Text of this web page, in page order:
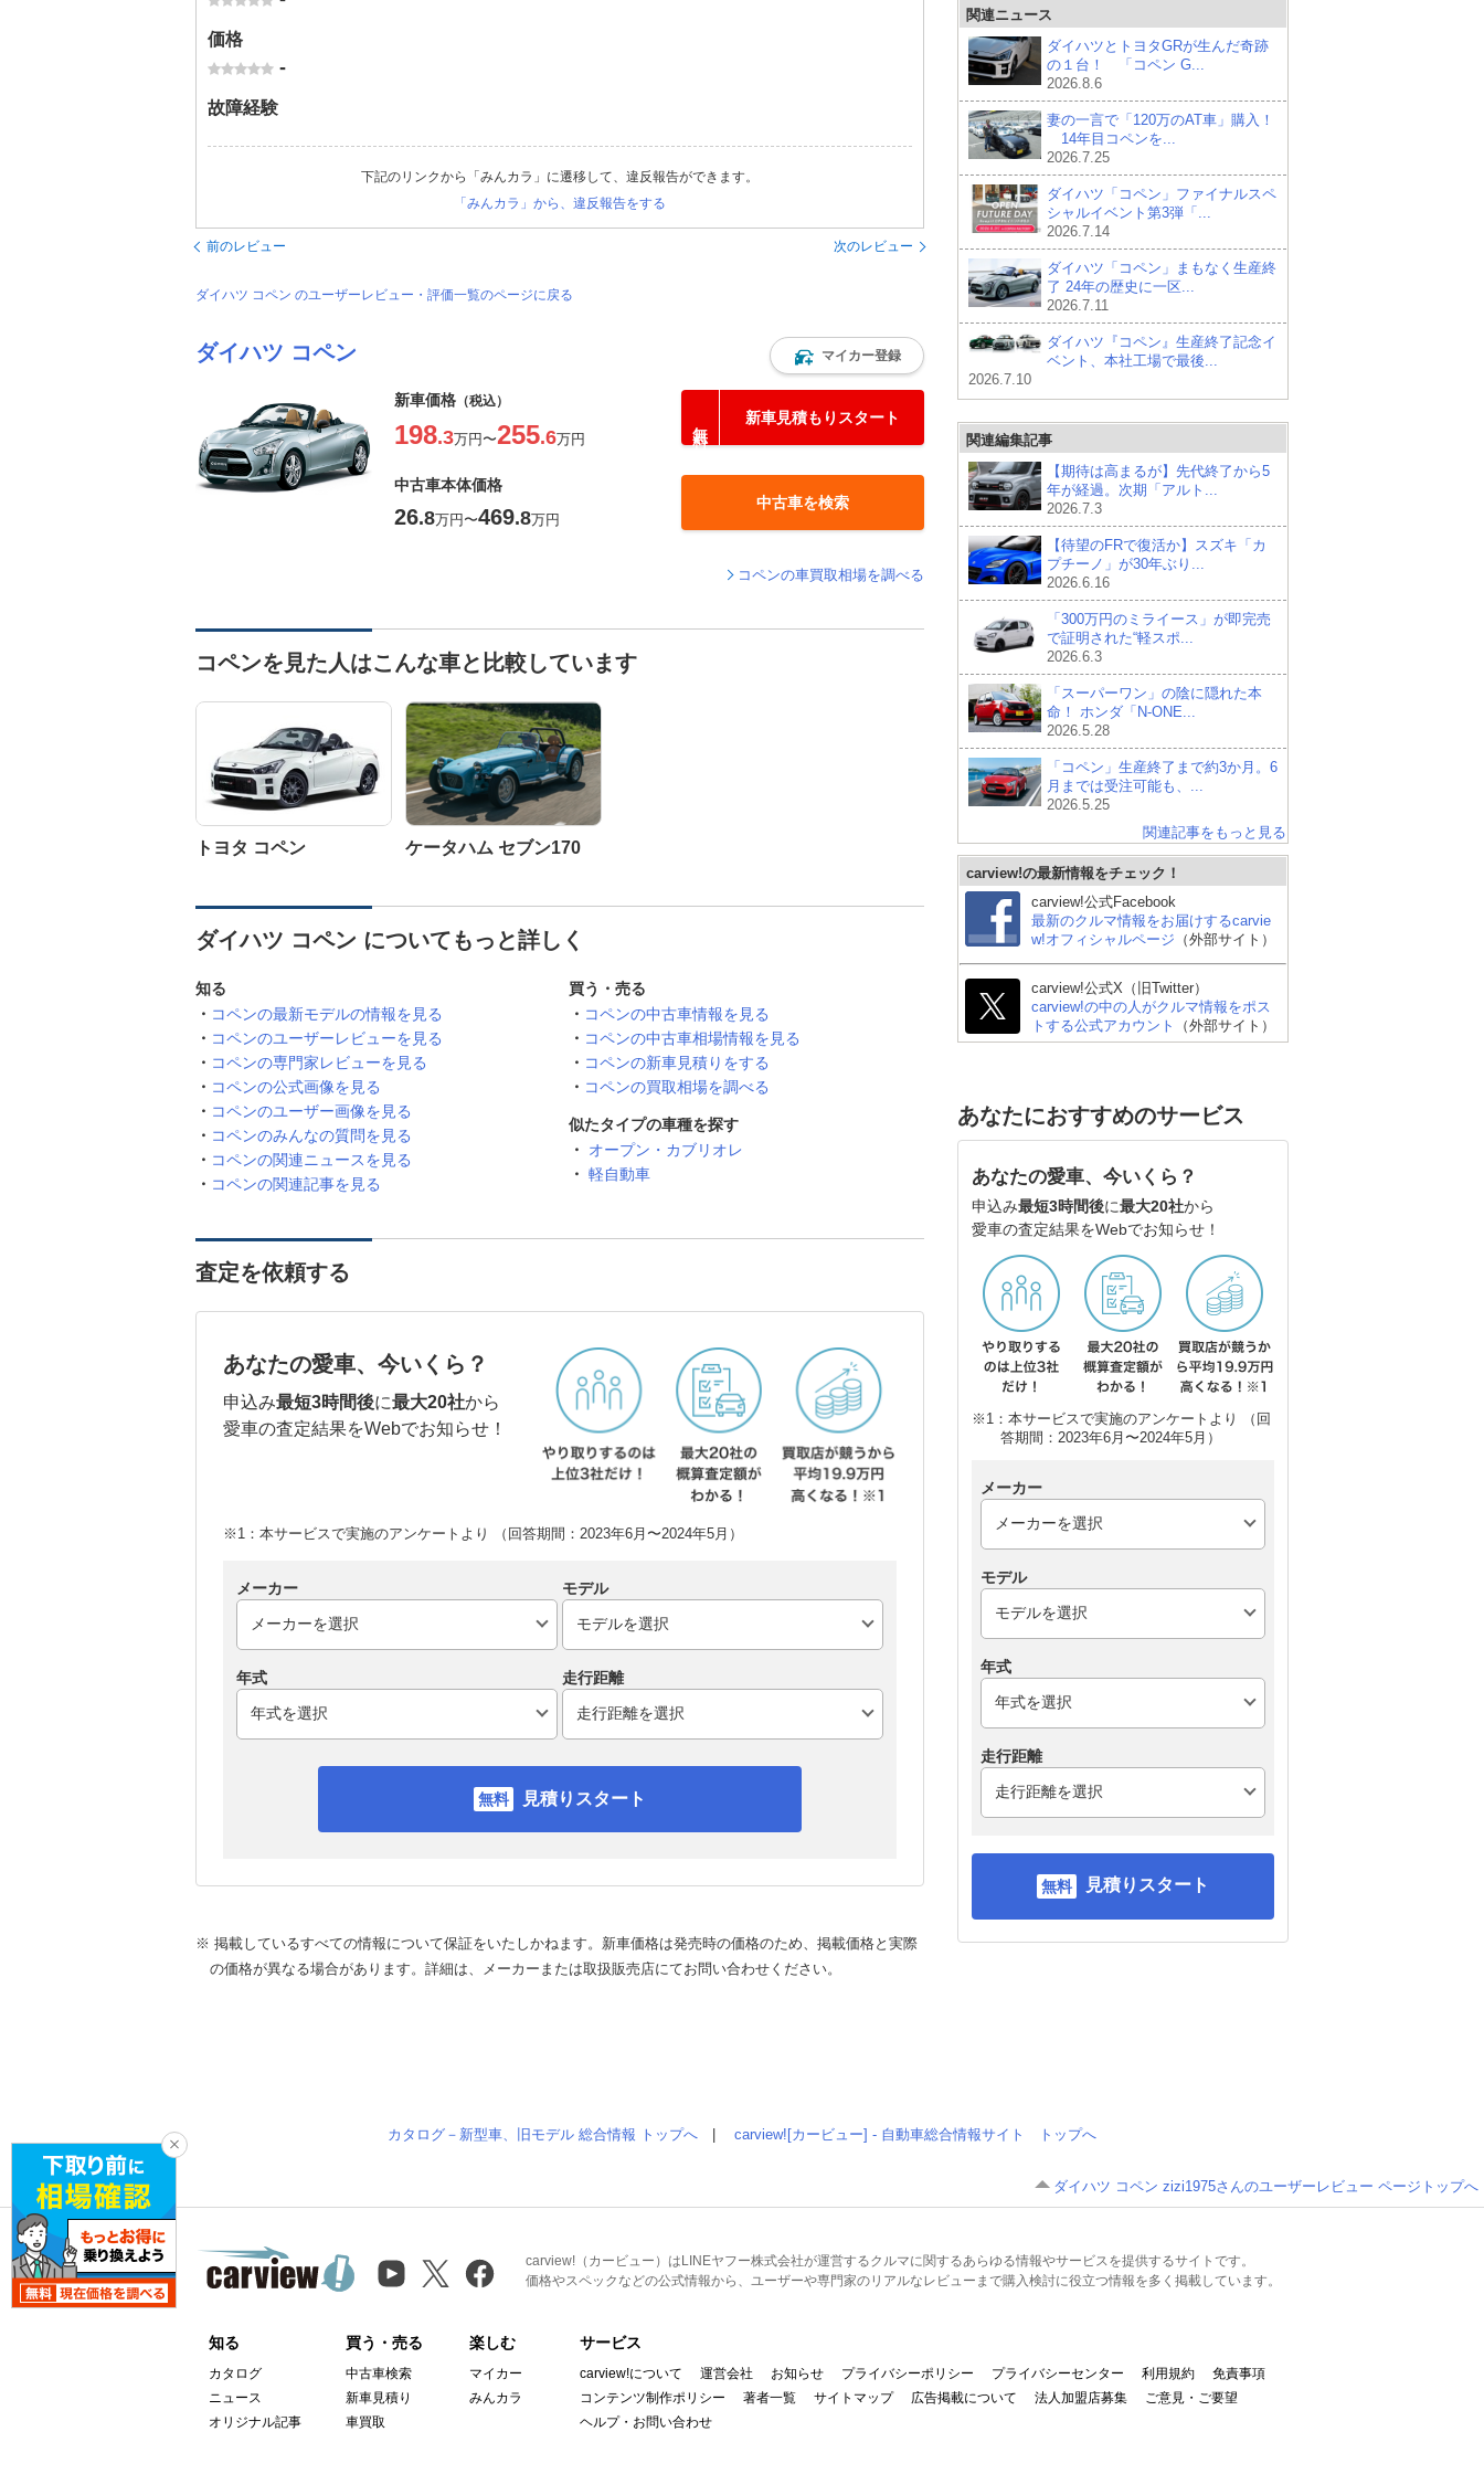
価格
-
故障経験
下記のリンクから「みんカラ」に遷移して、違反報告ができます。
「みんカラ」から、違反報告をする
前のレビュー 次のレビュー
ダイハツ コペン のユーザーレビュー・評価一覧のページに戻る
ダイハツ コペン マイカー登録
新車価格 （税込）
198.3万円〜255.6万円
新車見積もりスタート
中古車本体価格
26.8万円〜469.8万円
中古車を検索
コペンの車買取相場を調べる
コペンを見た人はこんな車と比較しています
トヨタ コペン ケータハム セブン170
ダイハツ コペン についてもっと詳しく
知る
コペンの最新モデルの情報を見る
コペンのユーザーレビューを見る
コペンの専門家レビューを見る
コペンの公式画像を見る
コペンのユーザー画像を見る
コペンのみんなの質問を見る
コペンの関連ニュースを見る
コペンの関連記事を見る
買う・売る
コペンの中古車情報を見る
コペンの中古車相場情報を見る
コペンの新車見積りをする
コペンの買取相場を調べる
似たタイプの車種を探す
オープン・カブリオレ
軽自動車
査定を依頼する
あなたの愛車、今いくら？
申込み最短3時間後に最大20社から
愛車の査定結果をWebでお知らせ！
※1：本サービスで実施のアンケートより （回答期間：2023年6月〜2024年5月）
メーカー モデル
年式 走行距離
見積りスタート
※ 掲載しているすべての情報について保証をいたしかねます。新車価格は発売時の価格のため、掲載価格と実際
の価格が異なる場合があります。詳細は、メーカーまたは取扱販売店にてお問い合わせください。
関連ニュース
ダイハツとトヨタGRが生んだ奇跡
の１台！ 「コペン G...
2026.8.6
妻の一言で「120万のAT車」購入！
14年目コペンを...
2026.7.25
ダイハツ「コペン」ファイナルスペ
シャルイベント第3弾「...
2026.7.14
ダイハツ「コペン」まもなく生産終
了 24年の歴史に一区...
2026.7.11
ダイハツ『コペン』生産終了記念イ
ベント、本社工場で最後...
2026.7.10
関連編集記事
【期待は高まるが】先代終了から5
年が経過。次期「アルト...
2026.7.3
【待望のFRで復活か】スズキ「カ
プチーノ」が30年ぶり...
2026.6.16
「300万円のミライース」が即完売
で証明された“軽スポ...
2026.6.3
「スーパーワン」の陰に隠れた本
命！ ホンダ「N-ONE...
2026.5.28
「コペン」生産終了まで約3か月。6
月までは受注可能も、...
2026.5.25
関連記事をもっと見る
carview!の最新情報をチェック！
carview!公式Facebook
最新のクルマ情報をお届けするcarvie
w!オフィシャルページ （外部サイト）
carview!公式X（旧Twitter）
carview!の中の人がクルマ情報をポス
トする公式アカウント
（外部サイト）
あなたにおすすめのサービス
あなたの愛車、今いくら？
申込み最短3時間後に最大20社から
愛車の査定結果をWebでお知らせ！
※1：本サービスで実施のアンケートより （回
答期間：2023年6月〜2024年5月）
メーカー
モデル
年式
走行距離
見積りスタート
カタログ－新型車、旧モデル 総合情報 トップへ carview![カービュー] - 自動車総合情報サイト トップへ
ダイハツ コペン zizi1975さんのユーザーレビュー ページトップへ
carview!（カービュー）はLINEヤフー株式会社が運営するクルマに関するあらゆる情報やサービスを提供するサイトです。
価格やスペックなどの公式情報から、ユーザーや専門家のリアルなレビューまで購入検討に役立つ情報を多く掲載しています。
知る
カタログ
ニュース
オリジナル記事
買う・売る
中古車検索
新車見積り
車買取
楽しむ
マイカー
みんカラ
サービス
carview!について 運営会社 お知らせ プライバシーポリシー プライバシーセンター 利用規約
免責事項
コンテンツ制作ポリシー
著者一覧 サイトマップ 広告掲載について 法人加盟店募集
ご意見・ご要望
ヘルプ・お問い合わせ